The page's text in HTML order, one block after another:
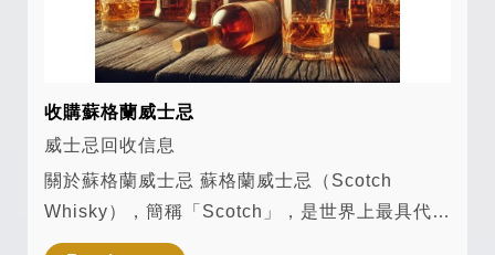
收購蘇格蘭威士忌
威士忌回收信息
關於蘇格蘭威士忌 蘇格蘭威士忌（Scotch
Whisky），簡稱「Scotch」，是世界上最具代表
性的威士忌之一，以其豐富的風味、悠久的歷史